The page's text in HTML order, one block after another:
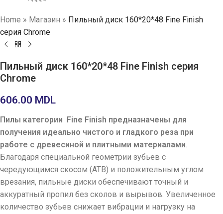
Home » Магазин » Пильный диск 160*20*48 Fine Finish
серия Chrome
Пильный диск 160*20*48 Fine Finish серия
Chrome
606.00 MDL
Пилы категории Fine Finish предназначены для
получения идеально чистого и гладкого реза при
работе с древесиной и плитными материалами.
Благодаря специальной геометрии зубьев с
чередующимся скосом (ATB) и положительным углом
врезания, пильные диски обеспечивают точный и
аккуратный пропил без сколов и вырывов. Увеличенное
количество зубьев снижает вибрации и нагрузку на